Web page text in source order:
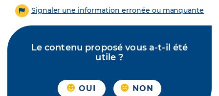
Signaler une information erronée ou manquante
Le contenu proposé vous a-t-il été
utile ?
OUI NON